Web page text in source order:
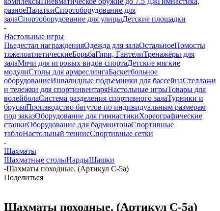
разноеПалаткиСпортоборудование для
залаСпортоборудование для улицыДетские площадки
-
Настольные игры
Пьедестал награжденияОдежда для залаОстальноеПомосты
тяжелоатлетическиеБорьбаГири, ГантелиТренажёры для
залаМячи для игровых видов спортаДетские мягкие
модулиСтолы для армреслингаБаскетбольное
оборудованиеИнвалидные подъемники для бассейнаСтеллажи
и тележки для спортинвентаряНастольные игрыТовары для
волейболаСистема разделения спортивного залаТурники и
брусьяПроизводство батутов по индивидуальным размерам
под заказОборудование для гимнастикиХореографические
станкиОборудование для бадминтонаСпортивные
таблоНастольный теннисСпортивные сетки
-
Шахматы
Шахматные столыНардыШашки
-Шахматы походные. (Артикул C-5a)
Поделиться
Шахматы походные. (Артикул C-5a)